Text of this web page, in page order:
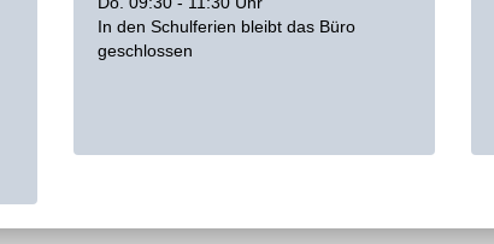
In den Schulferien bleibt das Büro
geschlossen